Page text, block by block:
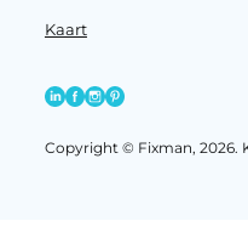
Kaart
Copyright © Fixman, 2026.